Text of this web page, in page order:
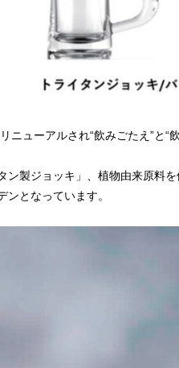
ューアルされ“飲みごたえ”と“
製ジョッキ」、植物由来原料
となっています。